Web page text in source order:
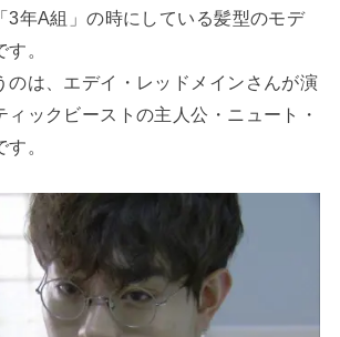
3年A組」の時にしている髪型のモデ
。
のは、エデイ・レッドメインさんが演
ィックビーストの主人公・ニュート・
。